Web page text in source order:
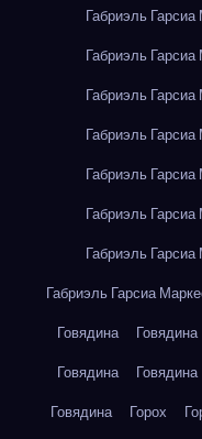
Габриэль
Габриэль
Габриэль
Габриэль
Габриэль
Габриэль
Габриэль
Габриэль Гарсиа
Говядина
Говядина
Говядина
Говядина
Говядина
Горох